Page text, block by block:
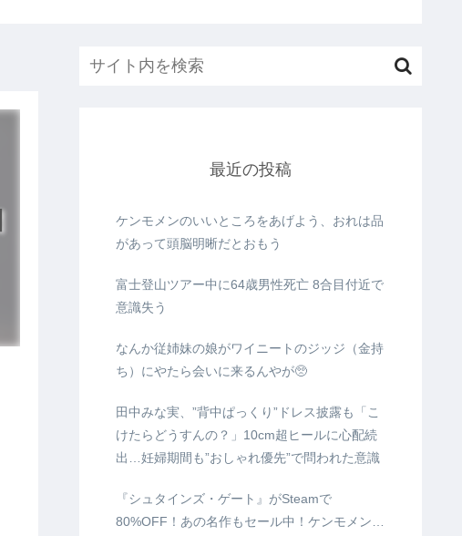
最近の投稿
ケンモメンのいいところをあげよう、おれは品
があって頭脳明晰だとおもう
富士登山ツアー中に64歳男性死亡 8合目付近で
意識失う
なんか従姉妹の娘がワイニートのジッジ（金持
ち）にやたら会いに来るんやが🥺
田中みな実、”背中ぱっくり”ドレス披露も「こ
けたらどうすんの？」10cm超ヒールに心配続
出…妊婦期間も”おしゃれ優先”で問われた意識
『シュタインズ・ゲート』がSteamで
80%OFF！あの名作もセール中！ケンモメン…